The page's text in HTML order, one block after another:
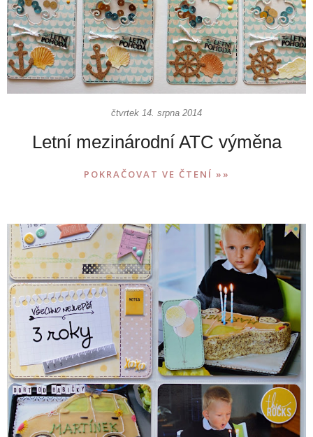
čtvrtek 14. srpna 2014
Letní mezinárodní ATC výměna
POKRAČOVAT VE ČTENÍ »»